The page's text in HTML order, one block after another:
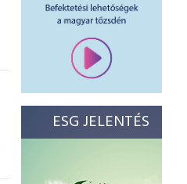
ESG JELENTÉS